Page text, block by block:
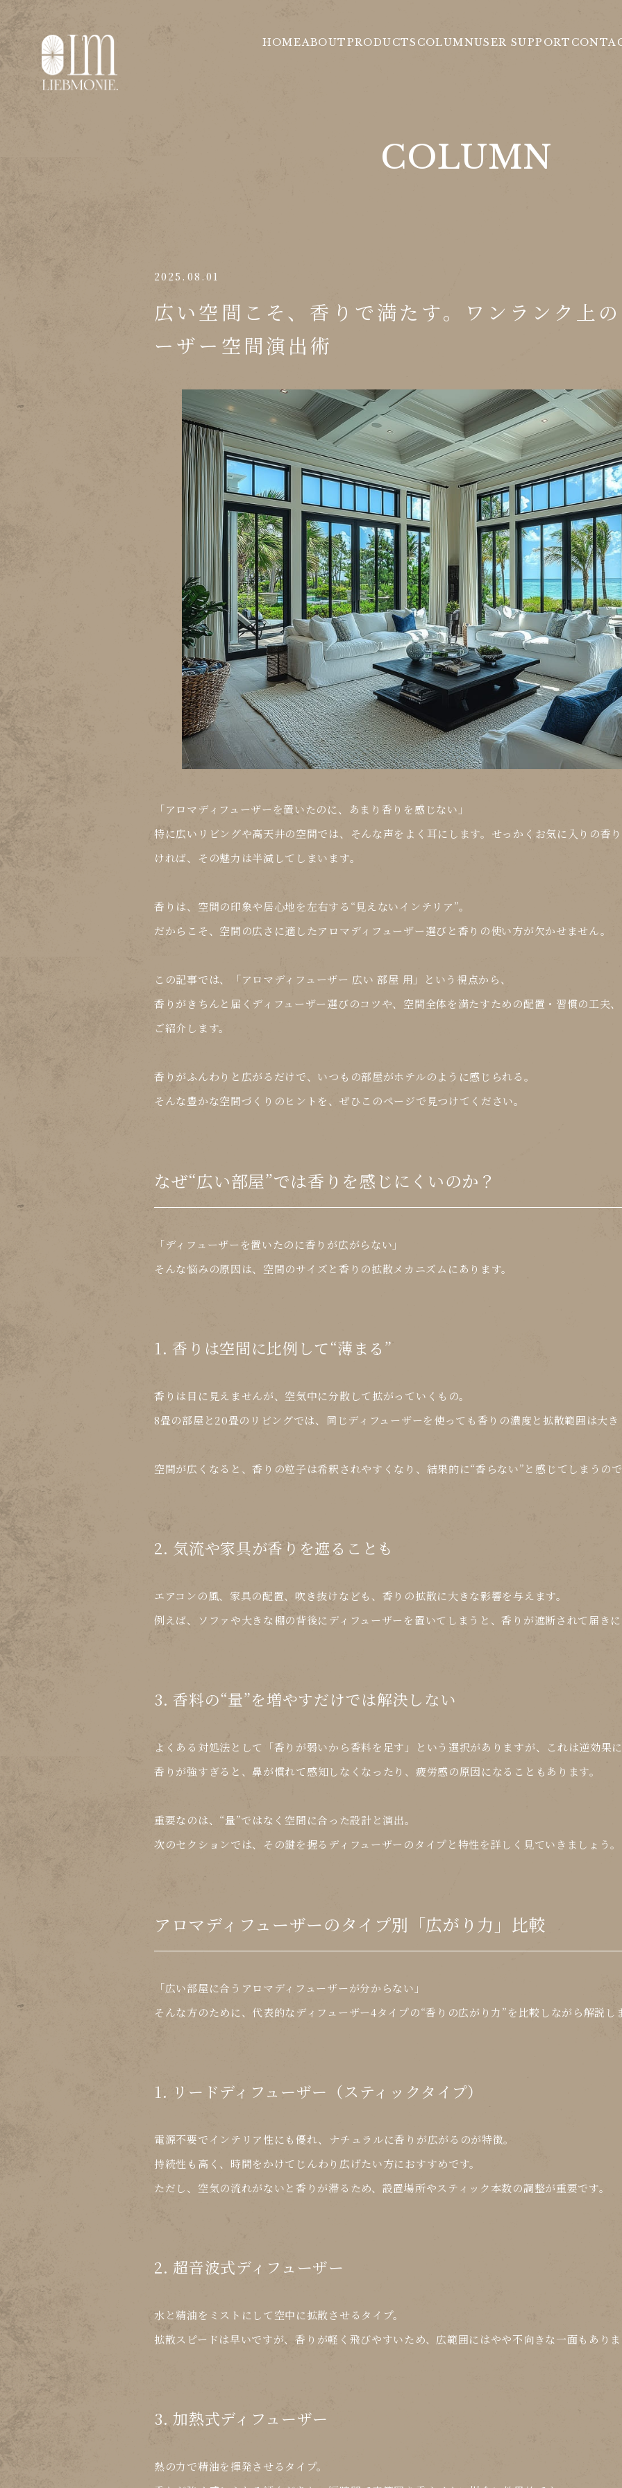
HOMEABOUTPRODUCTS COLUMNUSER SUPPORT
COLUMN
2025.08.01
広い空間こそ、香りで満たす。ワンランク上
ーザー空間演出術
「アロマディフューザーを置いたのに、あまり香りを感じない」
特に広いリビングや高天井の空間では、そんな声をよく耳にします。せっかくお気に入りの香
ければ、その魅力は半減してしまいます。
香りは、 空間の印象や居心地を左右する“見えないインテリア”。
だからこそ、空間の広さに適したアロマディフューザー選びと香りの使い方が欠かせません。
この記事では、「アロマディフューザー 広い 部屋 用 」という視点から、
香りがきちんと届くディフューザー選びのコツや、空間全体を満たすための配置・習慣の工夫、
ご紹介します。
香りがふんわりと広がるだけで、いつもの部屋がホテルのように感じられる。
そんな豊かな空間づくりのヒントを、ぜひこのページで見つけてください。
なぜ“広い部屋”では香りを感じにくいのか？
「ディフューザーを置いたのに香りが広がらない」
そんな悩みの原因は、 空間のサイズと香りの拡散メカニズム にあります。
1. 香りは空間に比例して“薄まる”
香りは目に見えませんが、空気中に分散して拡がっていくもの。
8畳の部屋と20畳のリビングでは、同じディフューザーを使っても香りの濃度と拡散範囲は大
空間が広くなると、香りの粒子は希釈されやすくなり、 結果的に“香らない”と感じてしまう の
2. 気流や家具が香りを遮ることも
エアコンの風、家具の配置、吹き抜けなども、香りの拡散に大きな影響を与えます。
例えば、ソファや大きな棚の背後にディフューザーを置いてしまうと、香りが遮断されて届き
3. 香料の“量”を増やすだけでは解決しない
よくある対処法として「香りが弱いから香料を足す」という選択がありますが、これは逆効果
香りが強すぎると、鼻が慣れて感知しなくなったり、疲労感の原因になる こともあります。
重要なのは、“量”ではなく 空間に合った設計と演出。
次のセクションでは、その鍵を握るディフューザーのタイプと特性を詳しく見ていきましょう。
アロマディフューザーのタイプ別「広がり力」比較
「広い部屋に合うアロマディフューザーが分からない」
そんな方のために、代表的なディフューザー4タイプの“香りの広がり力”を比較しながら解説し
1. リードディフューザー（スティックタイプ）
電源不要でインテリア性にも優れ、 ナチュラルに香りが広がる のが特徴。
持続性も高く、 時間をかけてじんわり広げたい方におすすめです。
ただし、空気の流れがないと香りが滞るため、設置場所やスティック本数の調整が重要です。
2. 超音波式ディフューザー
水と精油をミストにして空中に拡散させるタイプ。
拡散スピードは早いですが、香りが軽く飛びやすいため、 広範囲にはやや不向きな一面もあり
3. 加熱式ディフューザー
熱の力で精油を揮発させるタイプ。